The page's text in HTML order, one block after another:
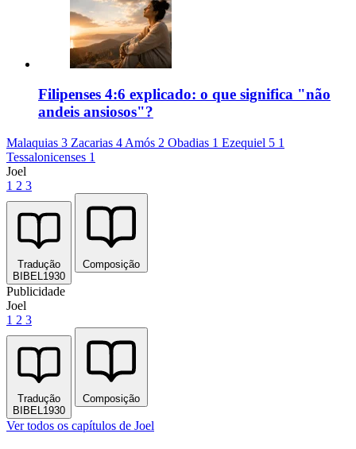
Filipenses 4:6 explicado: o que significa "não
andeis ansiosos"?
Malaquias 3 Zacarias 4 Amós 2 Obadias 1 Ezequiel 5 1
Tessalonicenses 1
Joel
1 2 3
Tradução
BIBEL1930
Composição
Publicidade
Joel
1 2 3
Tradução
BIBEL1930
Composição
Ver todos os capítulos de Joel